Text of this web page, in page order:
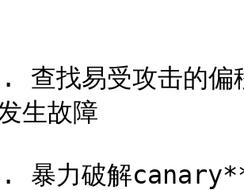
找易受攻击的偏
生故障
暴力破解